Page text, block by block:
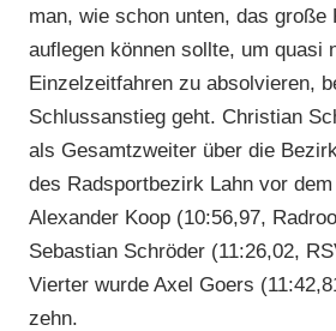
man, wie schon unten, das große
auflegen können sollte, um quasi
Einzelzeitfahren zu absolvieren,
Schlussanstieg geht. Christian
als Gesamtzweiter über die
des Radsportbezirk Lahn vor
Alexander Koop (10:56,97,
Sebastian Schröder (11:26,02,
Vierter wurde Axel Goers
zehn.